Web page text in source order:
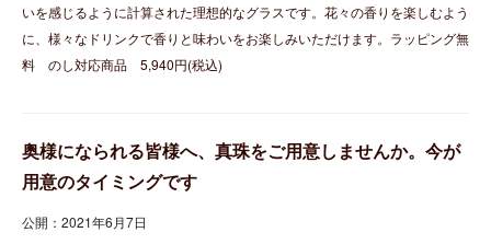
いを感じるように計算された理想的なグラスです。花々の香りを楽しむよう
に、様々なドリンクで香りと味わいをお楽しみいただけます。ラッピング無
料 のし対応商品 5,940円(税込)
奥様になられる皆様へ、真珠をご用意しませんか。今が
用意のタイミングです
公開：2021年6月7日